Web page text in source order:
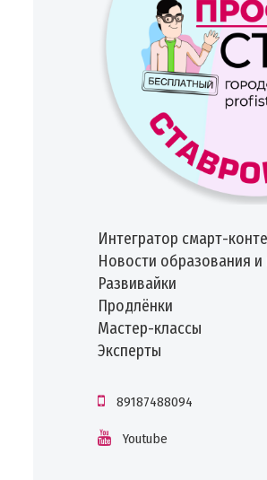
Интегратор смарт-
Новости образования и
Развивайки
Продлёнки
‍Мастер-классы
Эксперты
89187488094
Youtube